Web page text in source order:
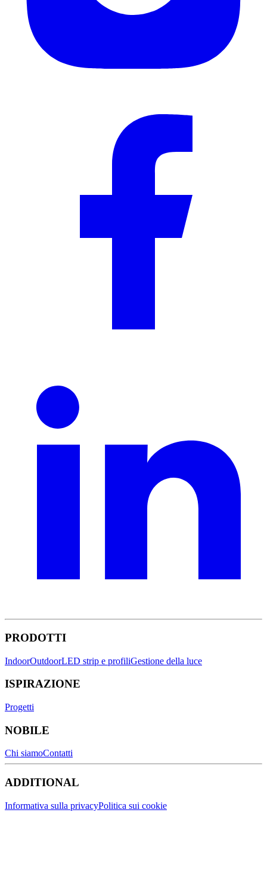
PRODOTTI
IndoorOutdoorLED strip e profiliGestione della luce
ISPIRAZIONE
Progetti
NOBILE
Chi siamoContatti
ADDITIONAL
Informativa sulla privacyPolitica sui cookie